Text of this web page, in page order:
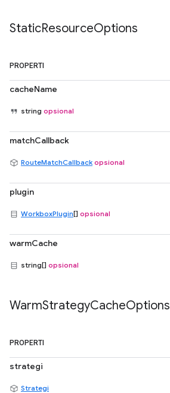
StaticResourceOptions
PROPERTI
cacheName
string opsional
matchCallback
RouteMatchCallback opsional
plugin
WorkboxPlugin[] opsional
warmCache
string[] opsional
WarmStrategyCacheOptions
PROPERTI
strategi
Strategi